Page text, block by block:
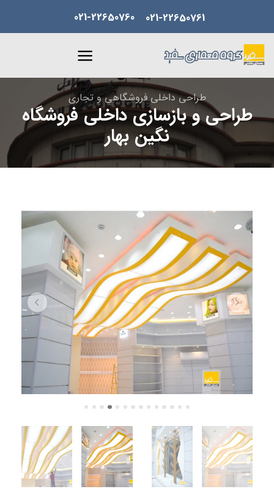
content
021-22650760 021-22650761
طراحی داخلی فروشگاهی و تجاری
طراحی و بازسازی داخلی فروشگاه
نگین بهار